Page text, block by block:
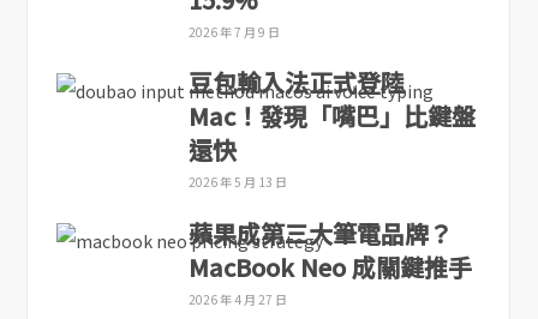
2026 年 7 月 9 日
豆包輸入法正式登陸
Mac！發現「嘴巴」比鍵盤
還快
2026 年 5 月 13 日
蘋果成第三大筆電品牌？
MacBook Neo 成關鍵推手
2026 年 4 月 27 日